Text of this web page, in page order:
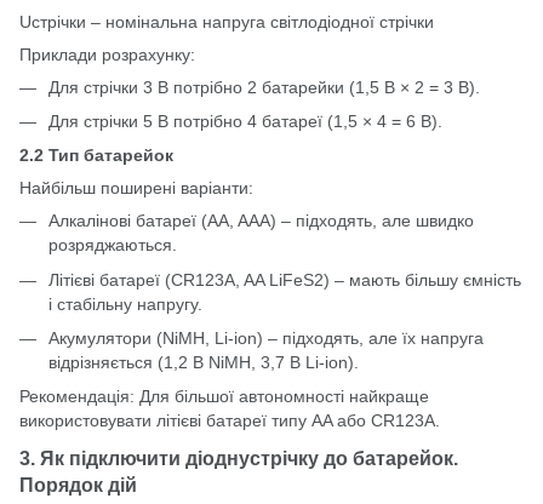
Uстрічки – номінальна напруга світлодіодної стрічки
Приклади розрахунку:
Для стрічки 3 В потрібно 2 батарейки (1,5 В × 2 = 3 В).
Для стрічки 5 В потрібно 4 батареї (1,5 × 4 = 6 В).
2.2 Тип батарейок
Найбільш поширені варіанти:
Алкалінові батареї (AA, AAA) – підходять, але швидко
розряджаються.
Літієві батареї (CR123A, AA LiFeS2) – мають більшу ємність
і стабільну напругу.
Акумулятори (NiMH, Li-ion) – підходять, але їх напруга
відрізняється (1,2 В NiMH, 3,7 В Li-ion).
Рекомендація: Для більшої автономності найкраще
використовувати літієві батареї типу AA або CR123A.
3. Як підключити діоднустрічку до батарейок.
Порядок дій